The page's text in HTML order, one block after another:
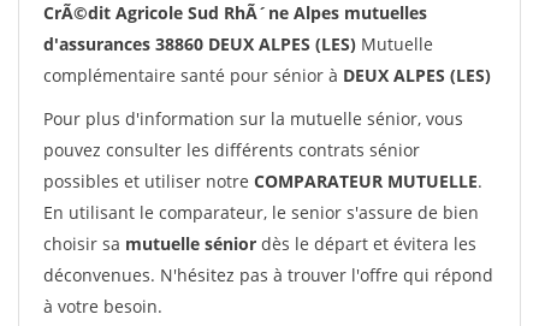
CrÃ©dit Agricole Sud RhÃ´ne Alpes mutuelles
d'assurances 38860 DEUX ALPES (LES) Mutuelle
complémentaire santé pour sénior à DEUX ALPES (LES)
Pour plus d'information sur la mutuelle sénior, vous
pouvez consulter les différents contrats sénior
possibles et utiliser notre COMPARATEUR MUTUELLE.
En utilisant le comparateur, le senior s'assure de bien
choisir sa mutuelle sénior dès le départ et évitera les
déconvenues. N'hésitez pas à trouver l'offre qui répond
à votre besoin.